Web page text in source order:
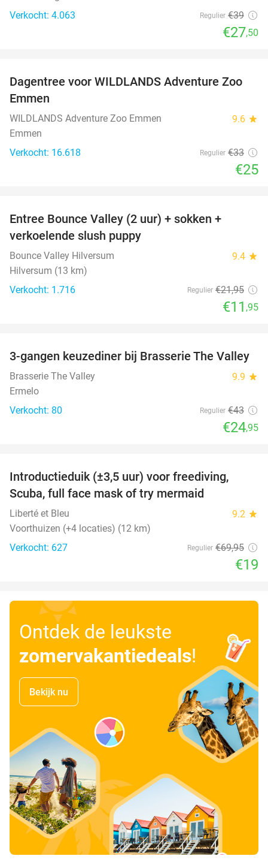
Verkocht: 4.063
Regulier €39
€27,50
24%
Dagentree voor WILDLANDS Adventure Zoo
Emmen
WILDLANDS Adventure Zoo Emmen 9.6 star
Emmen
Verkocht: 16.618
Regulier €33
€25
Entree Bounce Valley (2 uur) + sokken +
verkoelende slush puppy
Bounce Valley Hilversum 9.4 star
Hilversum (13 km)
Verkocht: 1.716
Regulier €21,95
€11 ,95
42%
3-gangen keuzediner bij Brasserie The Valley
Brasserie The Valley 9.9 star
Ermelo
Verkocht: 80
Regulier €43
€24,95
Introductieduik (±3,5 uur) voor freediving,
Scuba, full face mask of try mermaid
Liberté et Bleu 9.2 star
Voorthuizen (+4 locaties) (12 km)
Verkocht: 627
Regulier €69,95
€19
Ontdek de leukste
zomervakantiedeals!
Bekijk nu